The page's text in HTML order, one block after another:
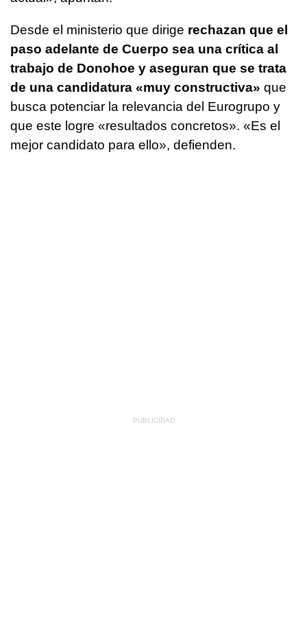
Desde el ministerio que dirige rechazan que el
paso adelante de Cuerpo sea una crítica al
trabajo de Donohoe y aseguran que se trata
de una candidatura «muy constructiva» que
busca potenciar la relevancia del Eurogrupo y
que este logre «resultados concretos». «Es el
mejor candidato para ello», defienden.